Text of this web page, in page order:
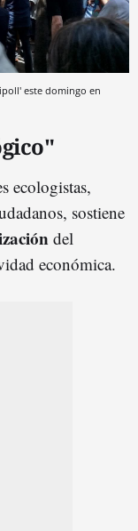
este domingo en
ecologistas,
sostiene
del
económica.